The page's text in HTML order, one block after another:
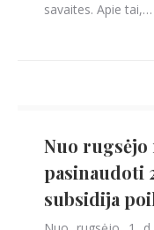
savaites. Apie tai,…
Nuo rugsėjo
pasinaudoti
subsidija